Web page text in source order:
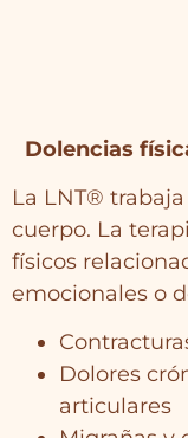
Dolencias
La LNT®
cuerpo. La
físicos
emocionales o
Dolores
articulares